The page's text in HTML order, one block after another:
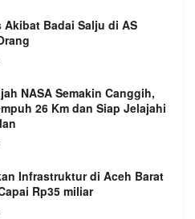
Akibat Badai Salju di AS
NASA Semakin Canggih,
26 Km dan Siap Jelajahi
Infrastruktur di Aceh Barat
Rp35 miliar